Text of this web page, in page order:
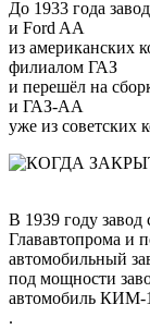
До 1933 года
и Ford AA
из американских
филиалом ГАЗ
и перешёл на
и ГАЗ-АА
уже из советских
В 1939 году завод
Глававтопрома и
автомобильный
под мощности
автомобиль КИМ-
.